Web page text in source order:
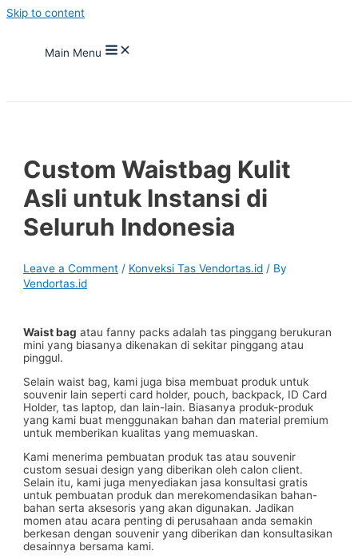
Skip to content
Main Menu
Custom Waistbag Kulit
Asli untuk Instansi di
Seluruh Indonesia
Leave a Comment / Konveksi Tas Vendortas.id / By
Vendortas.id
Waist bag atau fanny packs adalah tas pinggang berukuran
mini yang biasanya dikenakan di sekitar pinggang atau
pinggul.
Selain waist bag, kami juga bisa membuat produk untuk
souvenir lain seperti card holder, pouch, backpack, ID Card
Holder, tas laptop, dan lain-lain. Biasanya produk-produk
yang kami buat menggunakan bahan dan material premium
untuk memberikan kualitas yang memuaskan.
Kami menerima pembuatan produk tas atau souvenir
custom sesuai design yang diberikan oleh calon client.
Selain itu, kami juga menyediakan jasa konsultasi gratis
untuk pembuatan produk dan merekomendasikan bahan-
bahan serta aksesoris yang akan digunakan. Jadikan
momen atau acara penting di perusahaan anda semakin
berkesan dengan souvenir yang diberikan dan konsultasikan
desainnya bersama kami.